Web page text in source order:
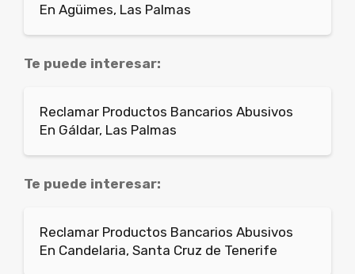
En Agüimes, Las Palmas
Te puede interesar:
Reclamar Productos Bancarios Abusivos
En Gáldar, Las Palmas
Te puede interesar:
Reclamar Productos Bancarios Abusivos
En Candelaria, Santa Cruz de Tenerife